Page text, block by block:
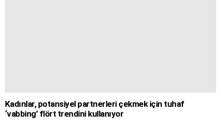
Kadınlar, potansiyel partnerleri çekmek için tuhaf
‘vabbing’ flört trendini kullanıyor